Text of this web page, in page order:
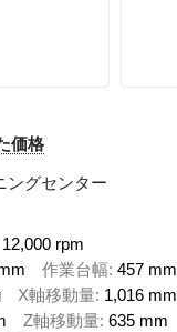
価格
ングセンター
12,000 rpm
作業台幅 457 mm
X軸移動量 1,016 mm
Z軸移動量 635 mm